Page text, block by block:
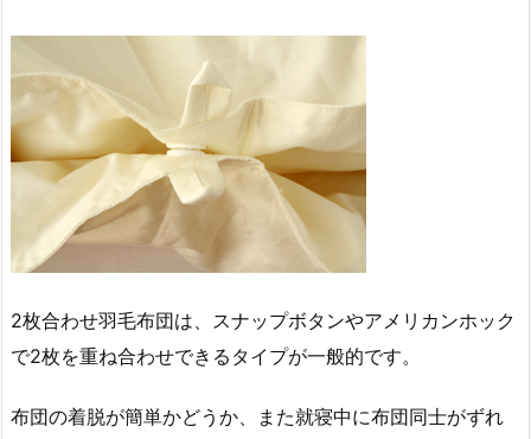
2枚合わせ羽毛布団は、スナップボタンやアメリカンホック
で2枚を重ね合わせできるタイプが一般的です。
布団の着脱が簡単かどうか、また就寝中に布団同士がずれ